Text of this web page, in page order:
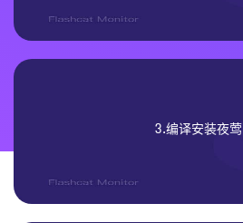
3.编译安装夜莺